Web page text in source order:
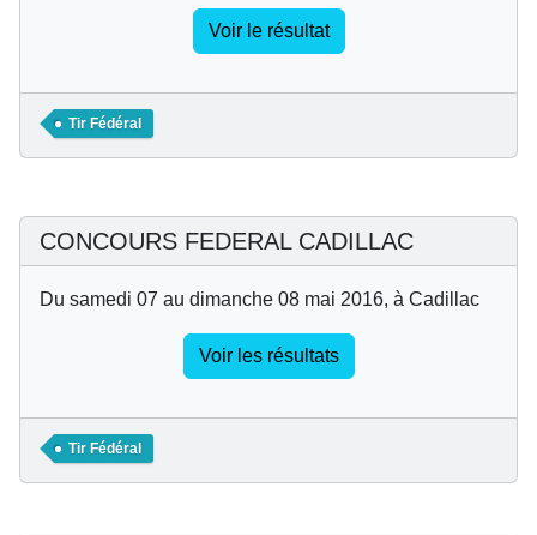
Voir le résultat
Tir Fédéral
CONCOURS FEDERAL CADILLAC
Du samedi 07 au dimanche 08 mai 2016, à Cadillac
Voir les résultats
Tir Fédéral